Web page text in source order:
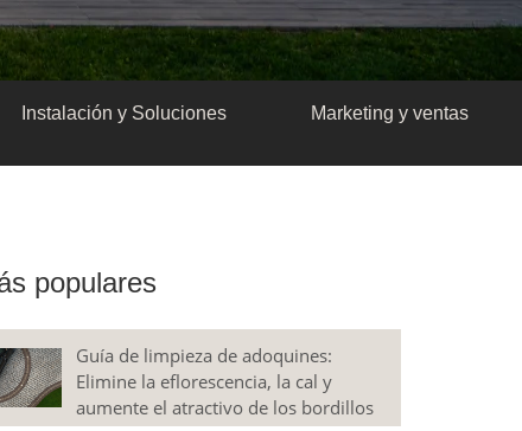
Instalación y Soluciones Marketing y ventas
populares
Guía de limpieza de adoquines:
Elimine la eflorescencia, la cal y
aumente el atractivo de los bordillos